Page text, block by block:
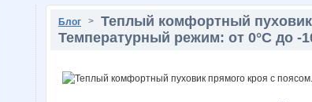
Блог > Теплый комфортный пуховик
Температурный режим: от 0°C до -